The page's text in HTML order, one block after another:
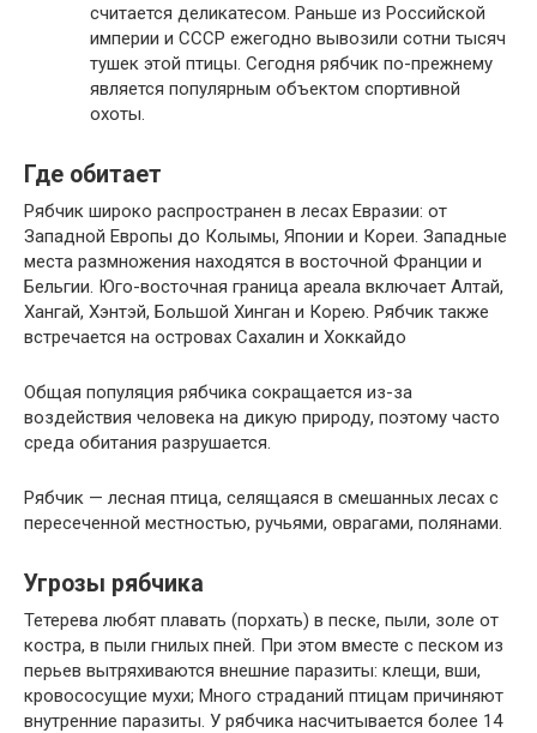
считается деликатесом. Раньше из Российской
империи и СССР ежегодно вывозили сотни тысяч
тушек этой птицы. Сегодня рябчик по-прежнему
является популярным объектом спортивной
охоты.
Где обитает
Рябчик широко распространен в лесах Евразии: от
Западной Европы до Колымы, Японии и Кореи. Западные
места размножения находятся в восточной Франции и
Бельгии. Юго-восточная граница ареала включает Алтай,
Хангай, Хэнтэй, Большой Хинган и Корею. Рябчик также
встречается на островах Сахалин и Хоккайдо
Общая популяция рябчика сокращается из-за
воздействия человека на дикую природу, поэтому часто
среда обитания разрушается.
Рябчик — лесная птица, селящаяся в смешанных лесах с
пересеченной местностью, ручьями, оврагами, полянами.
Угрозы рябчика
Тетерева любят плавать (порхать) в песке, пыли, золе от
костра, в пыли гнилых пней. При этом вместе с песком из
перьев вытряхиваются внешние паразиты: клещи, вши,
кровососущие мухи; Много страданий птицам причиняют
внутренние паразиты. У рябчика насчитывается более 14